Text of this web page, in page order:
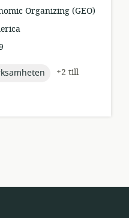
Organizing (GEO)
+2 till